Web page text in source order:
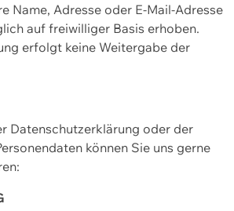
Name, Adresse oder E-Mail-Adresse
auf freiwilliger Basis erhoben.
erfolgt keine Weitergabe der
Datenschutzerklärung oder der
können Sie uns gerne